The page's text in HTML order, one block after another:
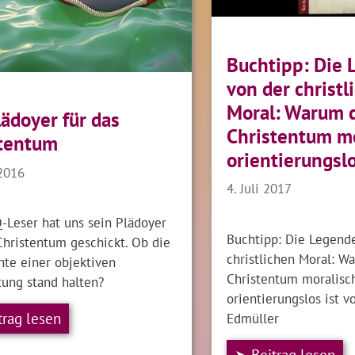
Buchtipp: Die
von der
Moral: Warum
Christentum
4. Juli 2017
Buchtipp: Die
christlichen Moral:
Christentum
orientierungslos ist
Edmüller
für das
Leser hat uns sein Plädoyer
geschickt. Ob die
einer objektiven
stand halten?
lesen